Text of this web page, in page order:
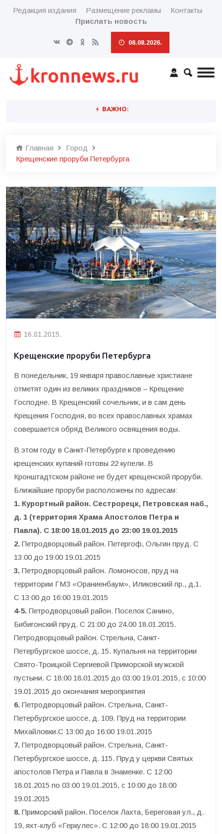
Редакция издания Размещение рекламы
Контакты
Прислать новость
08.08.2026.
ВАЖНО:
Главная
Город
Крещенские проруби Петербурга
16.01.2015.
Крещенские проруби Петербурга
В понедельник, 19 января православные христиане
отметят один из великих праздников – Крещение
Господне. В Крещенский сочельник, и в сам день
Крещения Господня, во всех православных храмах
совершается обряд Великого освящения воды.
В этом году в Санкт-Петербурге к проведению
крещенских купаний готовы 22 купели. В
Кронштадтском районе не будет крещенской проруби.
Ближайшие проруби расположены по адресам:
1. Курортный район. Сестрорецк, Петровская наб.,
д. 1 (территория Храма Апостолов Петра и
Павла). С 18:00 18.01.2015 до 23:00 19.01.2015
2. Петродворцовый район. Петергоф, Ольгин пруд. С
13:00 до 19:00 19.01.2015
3. Петродворцовый район. Ломоносов, пруд на
территории ГМЗ «Ораниенбаум», Иликовский пр., д.1.
С 13:00 до 16:00 19.01.2015
4-5. Петродворцовый район. Поселок Санино,
Бибигонский пруд. С 21:00 до 24.00 18.01.2015.
Петродворцовый район. Стрельна, Санкт-
Петербургское шоссе, д. 15. Купальня на территории
Свято-Троицкой Сергиевой Приморской мужской
пустыни. С 18:00 18.01.2015 до 03:00 19.01.2015, с 10:00
19.01.2015 до окончания мероприятия
6. Петродворцовый район. Стрельна, Санкт-
Петербургское шоссе, д. 109. Пруд на территории
Михайловки.С 13:00 до 16:00 19.01.2015
7. Петродворцовый район. Стрельна, Санкт-
Петербургское шоссе, д. 115. Пруд у церкви Святых
апостолов Петра и Павла в Знаменке. С 12:00
18.01.2015 по 03:00 19.01.2015, с 10:00 до 18:00
19.01.2015
8. Приморский район. Поселок Лахта, Береговая ул., д.
19, яхт-клуб «Геркулес». С 12:00 до 18:00 19.01.2015